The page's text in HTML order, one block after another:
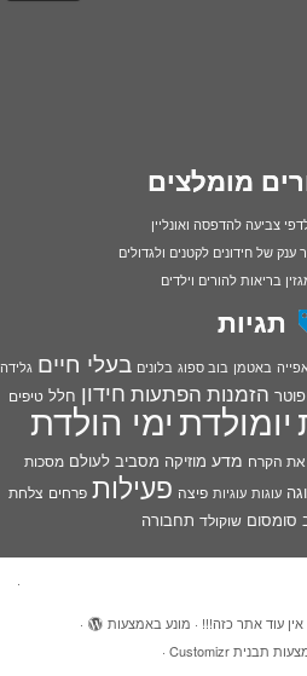
מומלצים
צביעה להדפסה ואונליין
ענק של חידונים לקטנים ולגדולים
בריאות להורים וילדים
תגיות
באטמן בוב ספוג בלונים בעלי חיים גלידה
הזמנות הפתעות חידון חלל טיפים יומולדתימי הולדת
את הקרח מדע מוזיקה מסביב לעולם מסכות
עוגות עוגיות פיצה פעילות פרחים צלחת
סומסום שוקולד תחבורה
·
אין עוד אתר כזה!!! · מונע באמצעות
·
תבנית Customizr ·